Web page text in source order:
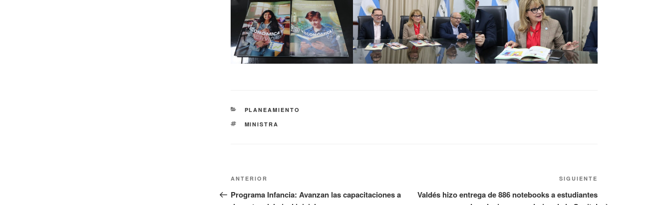
PLANEAMIENTO
MINISTRA
ANTERIOR
Programa Infancia: Avanzan las capacitaciones a
SIGUIENTE
Valdés hizo entrega de 886 notebooks a estudiantes